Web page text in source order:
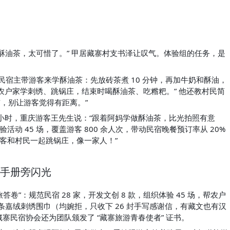
茶，太可惜了。” 甲居藏寨村支书泽让叹气。体验组的任务，是
宿主带游客来学酥油茶：先放砖茶煮 10 分钟，再加牛奶和酥油，
户家学刺绣、跳锅庄，结束时喝酥油茶、吃糌粑。” 他还教村民简
别让游客觉得有距离。”
，重庆游客王先生说：“跟着阿妈学做酥油茶，比光拍照有意
活动 45 场，覆盖游客 800 余人次，带动民宿晚餐预订率从 20%
和村民一起跳锅庄，像一家人！”
册旁闪光
卷”：规范民宿 28 家，开发文创 8 款，组织体验 45 场，帮农户
绒刺绣围巾（均婉拒，只收下 26 封手写感谢信，有藏文也有汉
宿协会还为团队颁发了 “藏寨旅游青春使者” 证书。